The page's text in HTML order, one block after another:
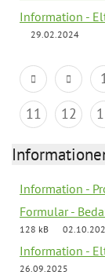
Information -
29.02.2024
11
12
Information -
Formular -
128 kB
Information -
26.09.2025